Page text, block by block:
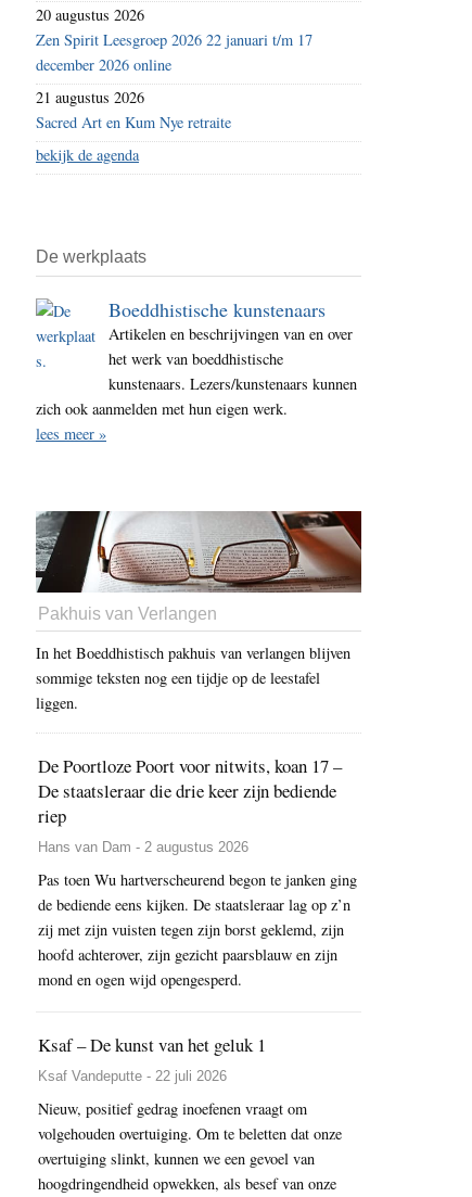
20 augustus 2026
Zen Spirit Leesgroep 2026 22 januari t/m 17
december 2026 online
21 augustus 2026
Sacred Art en Kum Nye retraite
bekijk de agenda
De werkplaats
Boeddhistische kunstenaars
Artikelen en beschrijvingen van en over
het werk van boeddhistische
kunstenaars. Lezers/kunstenaars kunnen
zich ook aanmelden met hun eigen werk.
lees meer »
Pakhuis van Verlangen
In het Boeddhistisch pakhuis van verlangen blijven
sommige teksten nog een tijdje op de leestafel
liggen.
De Poortloze Poort voor nitwits, koan 17 –
De staatsleraar die drie keer zijn bediende
riep
Hans van Dam - 2 augustus 2026
Pas toen Wu hartverscheurend begon te janken ging
de bediende eens kijken. De staatsleraar lag op z’n
zij met zijn vuisten tegen zijn borst geklemd, zijn
hoofd achterover, zijn gezicht paarsblauw en zijn
mond en ogen wijd opengesperd.
Ksaf – De kunst van het geluk 1
Ksaf Vandeputte - 22 juli 2026
Nieuw, positief gedrag inoefenen vraagt om
volgehouden overtuiging. Om te beletten dat onze
overtuiging slinkt, kunnen we een gevoel van
hoogdringendheid opwekken, als besef van onze